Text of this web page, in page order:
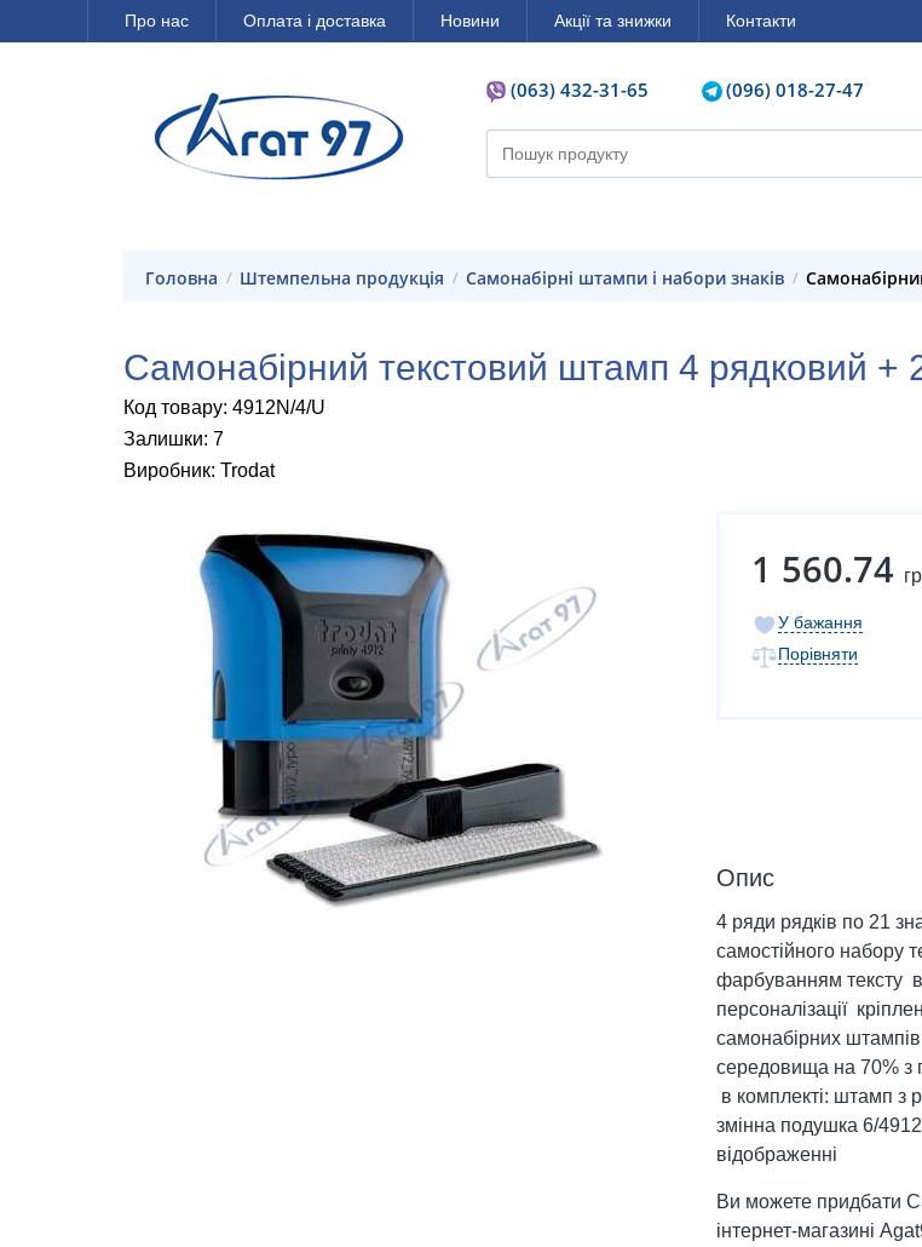
Про нас Оплата і доставка Новини Акції та знижки Контакти
(063) 432-31-65 (096) 018-27-47
Головна штемпельна продукція Самонабірні штампи і набори знаків
Самонабірний текстовий штамп 4 рядковий +
Код товару: 4912N/4/U
Залишки: 7
Виробник: Trodat
1 560.74
У бажання
Порівняти
Опис
4 ряди рядків по 21
самостійного набору
фарбуванням тексту
персоналізації
самонабірних
середовища на 70% з
в комплекті: штамп з
змінна подушка 6/
відображенні
Ви можете придбати
інтернет-магазині